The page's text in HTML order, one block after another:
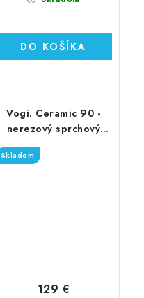
DO KOŠÍKA
Vogi. Ceramic 90 -
nerezový sprchový
žľab 90 cm (RD90set)
Skladom
129 €